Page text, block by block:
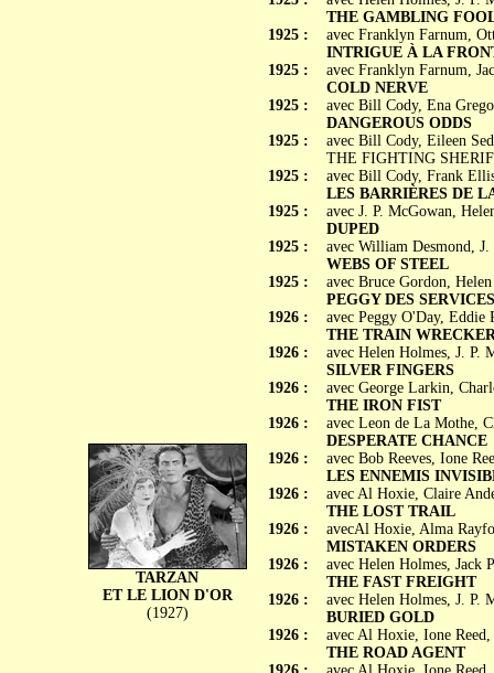
TARZAN
ET LE LION D'OR
(1927)
1925 :
1925 :
1925 :
1925 :
1925 :
1925 :
1925 :
1925 :
1926 :
1926 :
1926 :
1926 :
1926 :
1926 :
1926 :
1926 :
1926 :
1926 :
THE GAMBLING
avec Franklyn Farnum,
INTRIGUE À LA
avec Franklyn Farnum,
COLD NERVE
avec Bill Cody, Ena
DANGEROUS ODDS
avec Bill Cody, Eileen
THE FIGHTING
avec Bill Cody, Frank
LES BARRIÈRES DE
avec J. P. McGowan,
DUPED
avec William Desmond,
WEBS OF STEEL
avec Bruce Gordon,
PEGGY DES
avec Peggy O'Day,
THE TRAIN
avec Helen Holmes, J. P.
SILVER FINGERS
avec George Larkin,
THE IRON FIST
avec Leon de La Mothe,
DESPERATE CHANCE
avec Bob Reeves, Ione
LES ENNEMIS
avec Al Hoxie, Claire
THE LOST TRAIL
avecAl Hoxie, Alma
MISTAKEN ORDERS
avec Helen Holmes,
THE FAST FREIGHT
avec Helen Holmes, J. P.
BURIED GOLD
avec Al Hoxie, Ione
THE ROAD AGENT